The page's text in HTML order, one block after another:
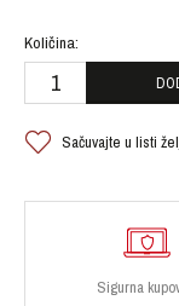
Količina:
Sačuvajte u listi
Sigurna